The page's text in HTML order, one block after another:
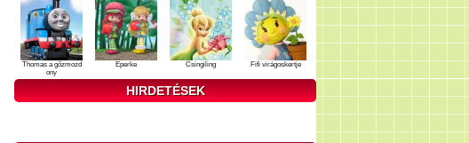
Thomas a gőzmozd
ony
Eperke Csingiling Fifi virágoskertje
HIRDETÉSEK